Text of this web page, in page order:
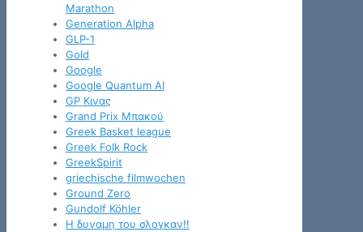
Marathon
Generation Alpha
GLP-1
Gold
Google
Google Quantum AI
GP Κινας
Grand Prix Μπακού
Greek Basket league
Greek Folk Rock
GreekSpirit
griechische filmwochen
Ground Zero
Gundolf Köhler
H δυναμη του σλογκαν!!